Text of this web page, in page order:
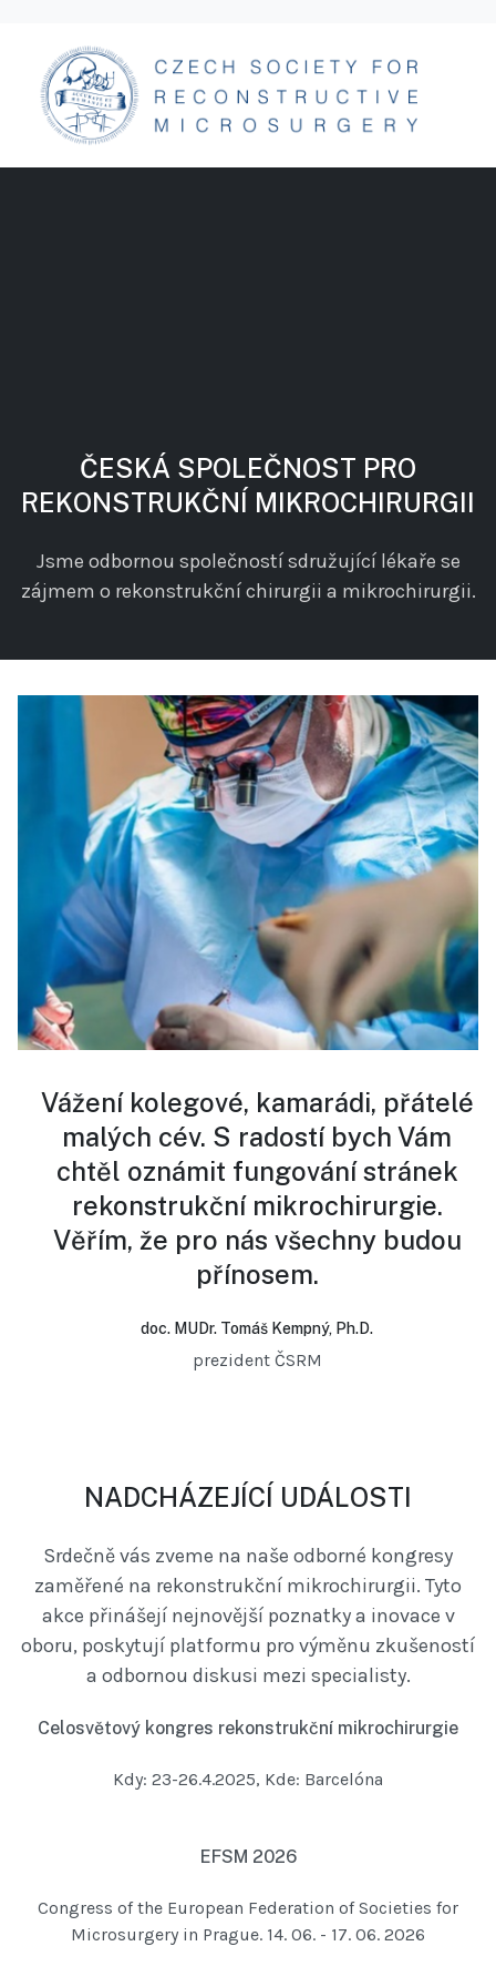
ČESKÁ SPOLEČNOST PRO
REKONSTRUKČNÍ MIKROCHIRURGII
Jsme odbornou společností sdružující lékaře se
zájmem o rekonstrukční chirurgii a mikrochirurgii.
Vážení kolegové, kamarádi, přátelé
malých cév. S radostí bych Vám
chtěl oznámit fungování stránek
rekonstrukční mikrochirurgie.
Věřím, že pro nás všechny budou
přínosem.
doc. MUDr. Tomáš Kempný, Ph.D.
prezident ČSRM
NADCHÁZEJÍCÍ UDÁLOSTI
Srdečně vás zveme na naše odborné kongresy
zaměřené na rekonstrukční mikrochirurgii. Tyto
akce přinášejí nejnovější poznatky a inovace v
oboru, poskytují platformu pro výměnu zkušeností
a odbornou diskusi mezi specialisty.
Celosvětový kongres rekonstrukční mikrochirurgie
Kdy: 23-26.4.2025, Kde: Barcelóna
EFSM 2026
Congress of the European Federation of Societies for
Microsurgery in Prague. 14. 06. - 17. 06. 2026